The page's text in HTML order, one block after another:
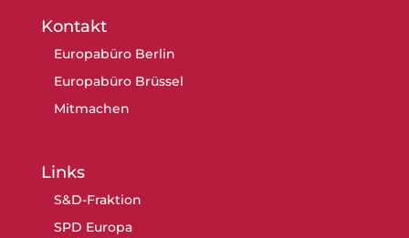
Kontakt
Europabüro Berlin
Europabüro Brüssel
Mitmachen
Links
S&D-Fraktion
SPD Europa